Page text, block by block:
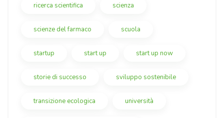
ricerca scientifica scienza
scienze del farmaco scuola
startup start up start up now
storie di successo sviluppo sostenibile
transizione ecologica università